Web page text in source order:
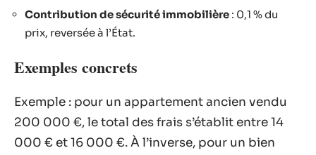
Contribution de sécurité immobilière : 0,1 % du
prix, reversée à l’État.
Exemples concrets
Exemple : pour un appartement ancien vendu
200 000 €, le total des frais s’établit entre 14
000 € et 16 000 €. À l’inverse, pour un bien